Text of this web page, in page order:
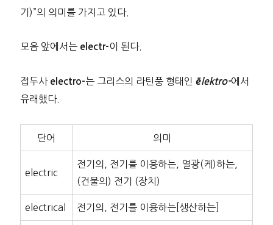
기)”의 의미를 가지고 있다.
모음 앞에서는 electr- 이 된다.
접두사 electro-는 그리스의 라틴풍 형태인 ēlektro-에서
유래했다.
단어 의미
electric
전기의, 전기를 이용하는, 열광(케)하는,
(건물의) 전기 (장치)
electrical 전기의, 전기를 이용하는[생산하는]